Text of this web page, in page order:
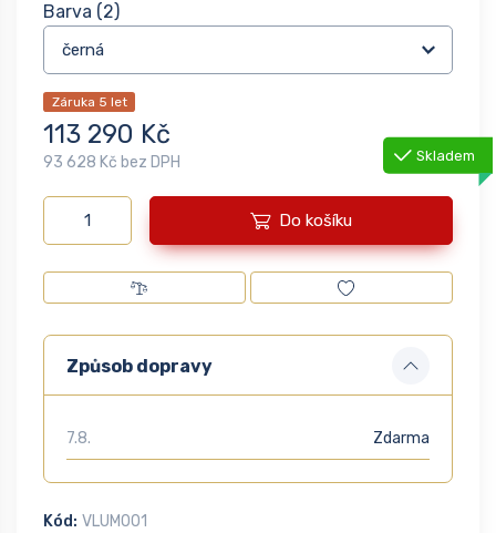
Barva (2)
Záruka 5 let
113 290 Kč
93 628 Kč bez DPH Skladem
Do košíku
Způsob dopravy
7.8. Zdarma
Kód: VLUM001